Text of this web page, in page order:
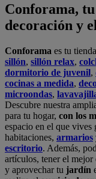
Conforama,
decoración y
Conforama es tu
sillón, sillón relax,
dormitorio de juvenil,
cocinas a medida,
microondas,
Descubre nuestra
para tu hogar, con los
espacio en el que vives
habitaciones, armarios
escritorio. Además,
artículos, tener el
y aprovechar tu jardín